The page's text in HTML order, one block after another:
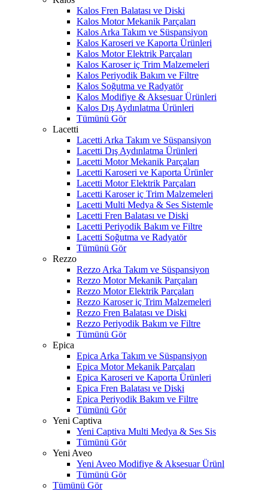
Kalos Fren Balatası ve Diski
Kalos Motor Mekanik Parçaları
Kalos Arka Takım ve Süspansiyon
Kalos Karoseri ve Kaporta Ürünleri
Kalos Motor Elektrik Parçaları
Kalos Karoser iç Trim Malzemeleri
Kalos Periyodik Bakım ve Filtre
Kalos Soğutma ve Radyatör
Kalos Modifiye & Aksesuar Ürünleri
Kalos Dış Aydınlatma Ürünleri
Tümünü Gör
Lacetti
Lacetti Arka Takım ve Süspansiyon
Lacetti Dış Aydınlatma Ürünleri
Lacetti Motor Mekanik Parçaları
Lacetti Karoseri ve Kaporta Ürünler
Lacetti Motor Elektrik Parçaları
Lacetti Karoser iç Trim Malzemeleri
Lacetti Multi Medya & Ses Sistemle
Lacetti Fren Balatası ve Diski
Lacetti Periyodik Bakım ve Filtre
Lacetti Soğutma ve Radyatör
Tümünü Gör
Rezzo
Rezzo Arka Takım ve Süspansiyon
Rezzo Motor Mekanik Parçaları
Rezzo Motor Elektrik Parçaları
Rezzo Karoser iç Trim Malzemeleri
Rezzo Fren Balatası ve Diski
Rezzo Periyodik Bakım ve Filtre
Tümünü Gör
Epica
Epica Arka Takım ve Süspansiyon
Epica Motor Mekanik Parçaları
Epica Karoseri ve Kaporta Ürünleri
Epica Fren Balatası ve Diski
Epica Periyodik Bakım ve Filtre
Tümünü Gör
Yeni Captiva
Yeni Captiva Multi Medya & Ses Sis
Tümünü Gör
Yeni Aveo
Yeni Aveo Modifiye & Aksesuar Ürünl
Tümünü Gör
Tümünü Gör